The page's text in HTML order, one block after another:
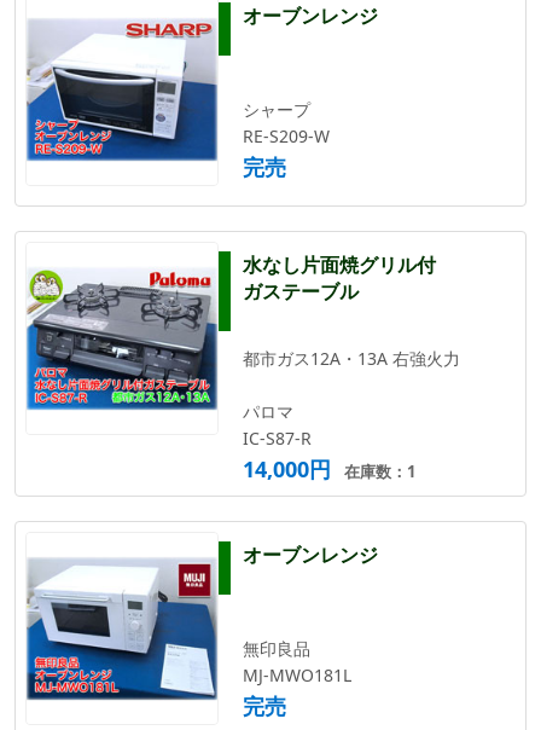
オーブンレンジ
シャープ
RE-S209-W
完売
水なし片面焼グリル付
ガステーブル
都市ガス12A・13A 右強火力
パロマ
IC-S87-R
14,000円 在庫数：1
オーブンレンジ
無印良品
MJ-MWO181L
完売